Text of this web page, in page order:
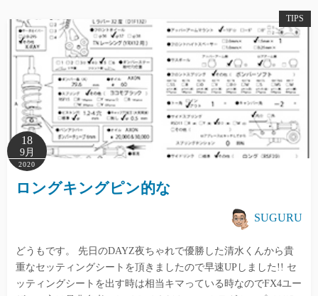
TIPS
18
9月
2020
ロングキングピン的な
SUGURU
どうもです。 先日のDAYZ夜ちゃれで優勝した清水くんから貴
重なセッティングシートを頂きましたので早速UPしました!! セ
ッティングシートを出す時は相当キマっている時なのでFX4ユー